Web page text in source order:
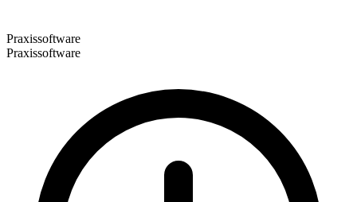
Praxissoftware
Praxissoftware